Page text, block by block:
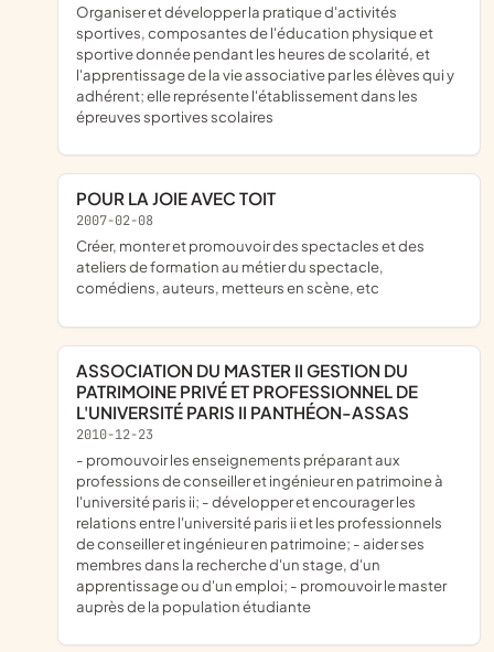
organiser et développer la pratique d'activités
sportives, composantes de l'éducation physique et
sportive donnée pendant les heures de scolarité, et
l'apprentissage de la vie associative par les élèves qui y
adhérent; elle représente l'établissement dans les
épreuves sportives scolaires
POUR LA JOIE AVEC TOIT
2007-02-08
créer, monter et promouvoir des spectacles et des
ateliers de formation au métier du spectacle,
comédiens, auteurs, metteurs en scène, etc
ASSOCIATION DU MASTER II GESTION DU
PATRIMOINE PRIVÉ ET PROFESSIONNEL DE
L'UNIVERSITÉ PARIS II PANTHÉON-ASSAS
2010-12-23
- promouvoir les enseignements préparant aux
professions de conseiller et ingénieur en patrimoine à
l'université paris ii; - développer et encourager les
relations entre l'université paris ii et les professionnels
de conseiller et ingénieur en patrimoine; - aider ses
membres dans la recherche d'un stage, d'un
apprentissage ou d'un emploi; - promouvoir le master
auprès de la population étudiante